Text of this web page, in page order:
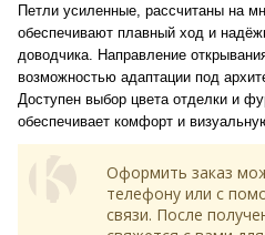
Петли усиленные, рассчитаны на
обеспечивают плавный ход и
доводчика. Направление
возможностью адаптации под
Доступен выбор цвета отделки и
обеспечивает комфорт и
Оформить заказ
телефону или с
связи. После